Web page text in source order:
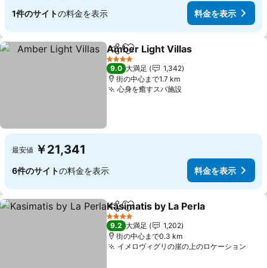
1件のサイトの料金を表示 料金を表示
シェアお気に入りに追加
Amber Light Villas
4 ホテルのランク
9.0 大満足
1,342
街の中心まで1.7 km
心身を癒すスパ施設
最安値 ￥21,341
6件のサイトの料金を表示 料金を表示
シェアお気に入りに追加
Kasimatis by La Perla
4 ホテルのランク
9.2 大満足
1,202
街の中心まで0.3 km
イメロヴィグリの崖の上のロケーション